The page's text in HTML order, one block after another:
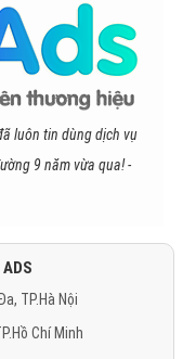
luôn tin dùng dịch vụ
9 năm vừa qua! -
TP.Hà Nội
Chí Minh